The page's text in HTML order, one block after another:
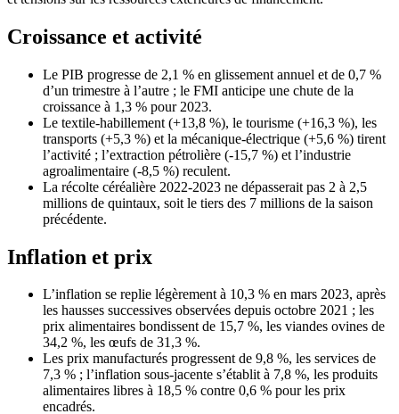
Croissance et activité
Le PIB progresse de 2,1 % en glissement annuel et de 0,7 %
d’un trimestre à l’autre ; le FMI anticipe une chute de la
croissance à 1,3 % pour 2023.
Le textile-habillement (+13,8 %), le tourisme (+16,3 %), les
transports (+5,3 %) et la mécanique-électrique (+5,6 %) tirent
l’activité ; l’extraction pétrolière (-15,7 %) et l’industrie
agroalimentaire (-8,5 %) reculent.
La récolte céréalière 2022-2023 ne dépasserait pas 2 à 2,5
millions de quintaux, soit le tiers des 7 millions de la saison
précédente.
Inflation et prix
L’inflation se replie légèrement à 10,3 % en mars 2023, après
les hausses successives observées depuis octobre 2021 ; les
prix alimentaires bondissent de 15,7 %, les viandes ovines de
34,2 %, les œufs de 31,3 %.
Les prix manufacturés progressent de 9,8 %, les services de
7,3 % ; l’inflation sous-jacente s’établit à 7,8 %, les produits
alimentaires libres à 18,5 % contre 0,6 % pour les prix
encadrés.